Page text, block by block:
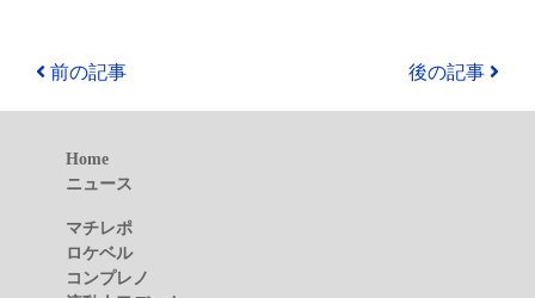
前の記事 後の記事
Home
ニュース
マチレポ
ロケベル
コンプレノ